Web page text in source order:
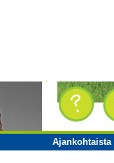
Ajankohtaista